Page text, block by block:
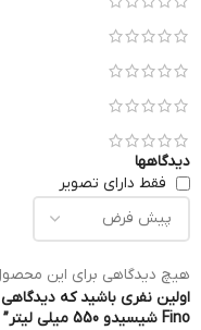
دیدگاهها
فقط دارای تصویر
هیچ دیدگاهی برای این
اولین نفری باشید که
Fino شیسیدو 550 میلی لیتر”